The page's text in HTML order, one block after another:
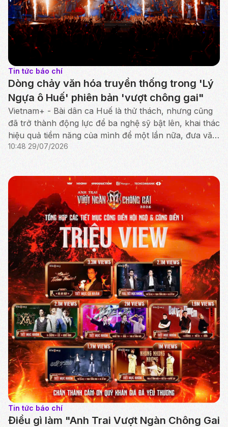
Tin tức báo chí
Dòng chảy văn hóa truyền thống trong 'Lý
Ngựa ô Huế' phiên bản 'vượt chông gai"
Vietnam+ - Bài dân ca Huế là thử thách, nhưng cũng
đã trở thành động lực để ba nghệ sỹ bật lên, khai thác
hiệu quả tiềm năng của mình để một lần nữa, đưa văn
hóa truyền thống tỏa sáng rực rỡ.
10:48 29/07/2026
Tin tức báo chí
Điều gì làm "Anh Trai Vượt Ngàn Chông Gai